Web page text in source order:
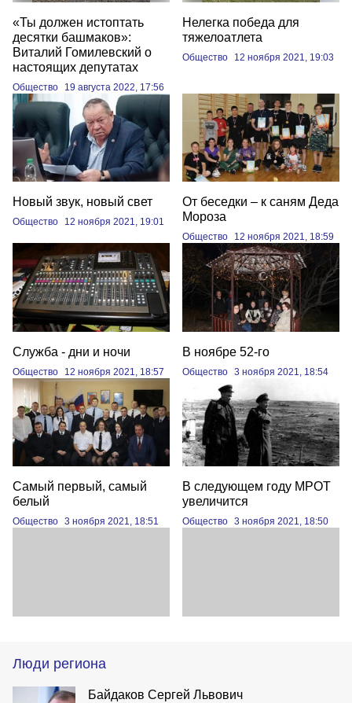
«Ты должен истоптать
десятки башмаков»:
Виталий Гомилевский о
настоящих депутатах
Общество 19 августа 2022, 17:56
Нелегка победа для
тяжелоатлета
Общество 12 ноября 2021, 19:03
Новый звук, новый свет
Общество 12 ноября 2021, 19:01
От беседки – к саням Деда
Мороза
Общество 12 ноября 2021, 18:59
Служба - дни и ночи
Общество 12 ноября 2021, 18:57
В ноябре 52-го
Общество 3 ноября 2021, 18:54
Самый первый, самый
белый
Общество 3 ноября 2021, 18:51
В следующем году МРОТ
увеличится
Общество 3 ноября 2021, 18:50
Люди региона
Байдаков Сергей Львович